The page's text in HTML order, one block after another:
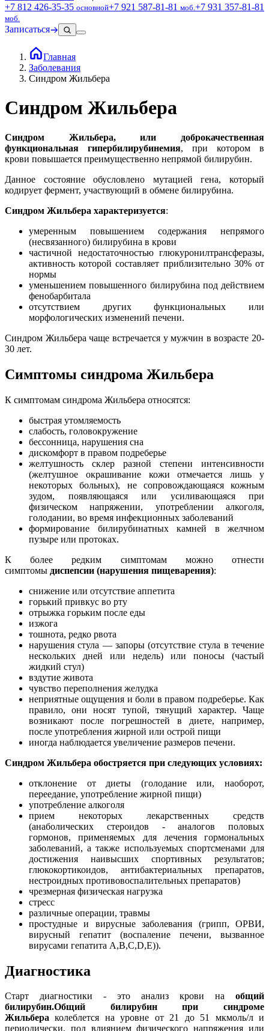
+7 812 426‑35‑35 основной+7 921 587‑81‑81 моб. +7 931 357‑81‑81
моб.
Записаться
Главная
Заболевания
Синдром Жильбера
Синдром Жильбера
Синдром Жильбера, или доброкачественная
функциональная гипербилирубинемия, при котором в
крови повышается преимущественно непрямой билирубин.
Данное состояние обусловлено мутацией гена, который
кодирует фермент, участвующий в обмене билирубина.
Синдром Жильбера характеризуется:
умеренным повышением содержания непрямого
(несвязанного) билирубина в крови
частичной недостаточностью глюкуронилтрансферазы,
активность которой составляет приблизительно 30% от
нормы
уменьшением повышенного билирубина под действием
фенобарбитала
отсутствием других функциональных или
морфологических изменений печени.
Синдром Жильбера чаще встречается у мужчин в возрасте 20-
30 лет.
Симптомы синдрома Жильбера
К симптомам синдрома Жильбера относятся:
быстрая утомляемость
слабость, головокружение
бессонница, нарушения сна
дискомфорт в правом подреберье
желтушность склер разной степени интенсивности
(желтушное окрашивание кожи отмечается лишь у
некоторых больных), не сопровождающаяся кожным
зудом, появляющаяся или усиливающаяся при
физическом напряжении, употреблении алкоголя,
голодании, во время инфекционных заболеваний
формирование билирубинатных камней в желчном
пузыре или протоках.
К более редким симптомам можно отнести
симптомы диспепсии (нарушения пищеварения):
снижение или отсутствие аппетита
горький привкус во рту
отрыжка горьким после еды
изжога
тошнота, редко рвота
нарушения стула — запоры (отсутствие стула в течение
нескольких дней или недель) или поносы (частый
жидкий стул)
вздутие живота
чувство переполнения желудка
неприятные ощущения и боли в правом подреберье. Как
правило, они носят тупой, тянущий характер. Чаще
возникают после погрешностей в диете, например,
после употребления жирной или острой пищи
иногда наблюдается увеличение размеров печени.
Синдром Жильбера обостряется при следующих условиях:
отклонение от диеты (голодание или, наоборот,
переедание, употребление жирной пищи)
употребление алкоголя
прием некоторых лекарственных средств
(анаболических стероидов - аналогов половых
гормонов, применяемых для лечения гормональных
заболеваний, а также используемых спортсменами для
достижения наивысших спортивных результатов;
глюкокортикоидов, антибактериальных препаратов,
нестроидных противовоспалительных препаратов)
чрезмерная физическая нагрузка
стресс
различные операции, травмы
простудные и вирусные заболевания (грипп, ОРВИ,
вирусный гепатит (воспаление печени, вызванное
вирусами гепатита A,B,C,D,E)).
Диагностика
Старт диагностики - это анализ крови на общий
билирубин.Общий билирубин при синдроме
Жильбера колеблется на уровне от 21 до 51 мкмоль/л и
периодически, под влиянием физического напряжения или